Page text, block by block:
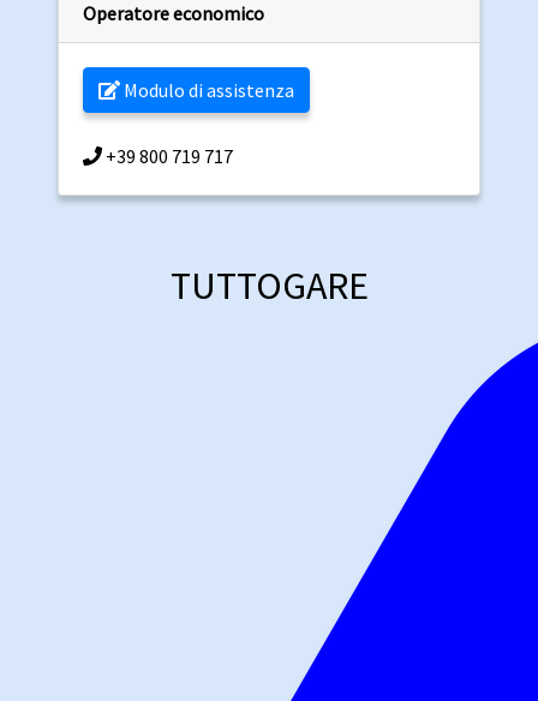
Operatore economico
Modulo di assistenza
+39 800 719 717
TUTTOGARE